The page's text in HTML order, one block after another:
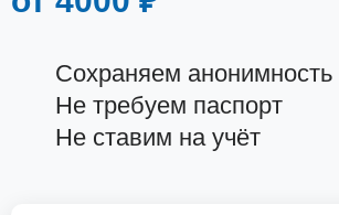
Сохраняем анонимность
Не требуем паспорт
Не ставим на учёт